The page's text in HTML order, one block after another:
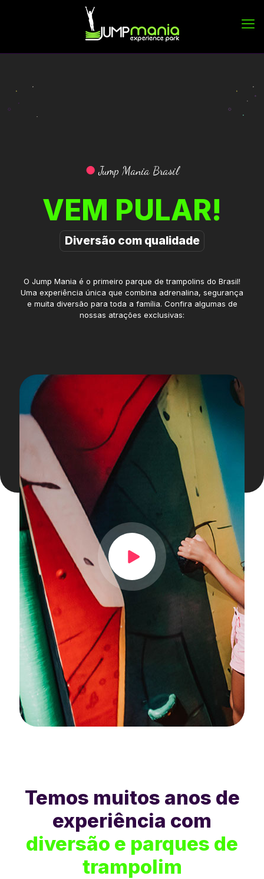
● Jump Mania Brasil
VEM PULAR!
Diversão com qualidade
O Jump Mania é o primeiro parque de trampolins do Brasil!
Uma experiência única que combina adrenalina, segurança
e muita diversão para toda a família. Confira algumas de
nossas atrações exclusivas:
Temos muitos anos de
experiência com
diversão e parques de
trampolim